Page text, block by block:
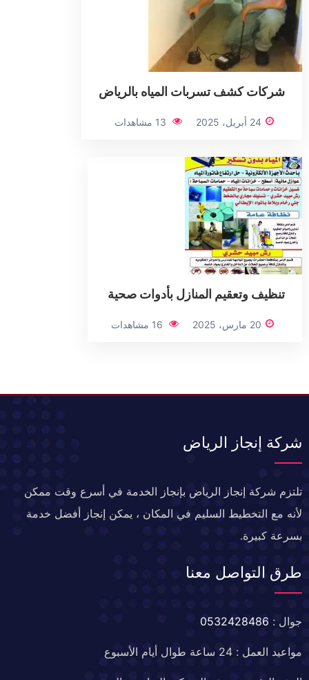
شركات كشف تسربات المياه بالرياض
24 أبريل، 2025 13 مشاهدات
تنظيف وتعقيم المنازل بأدوات صحية
20 مارس، 2025 16 مشاهدات
شركة إنجاز الرياض
تلتزم شركة إنجاز الرياض بإنجاز الخدمة في أسرع وقت ممكن
لأنه مع التخطيط السليم في المكان ، يمكن إنجاز أفضل خدمة
بسرعة كبيرة.
طرق التواصل معنا
جوال : 0532428486
مواعيد العمل : 24 ساعة طوال أيام الأسبوع